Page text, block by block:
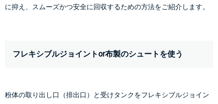
に抑え、スムーズかつ安全に回収するための方法をご紹介します。
フレキシブルジョイントor布製のシュートを使う
粉体の取り出し口（排出口）と受けタンクをフレキシブルジョイン